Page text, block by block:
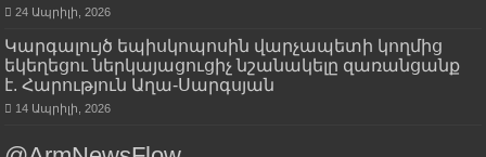
24 Ապրիլի, 2026
Կարգալույծ եպիսկոպոսին վարչապետի կողմից
եկեղեցու ներկայացուցիչ նշանակելը զառանցանք
է. Հարություն Աղա-Սարգսյան
14 Ապրիլի, 2026